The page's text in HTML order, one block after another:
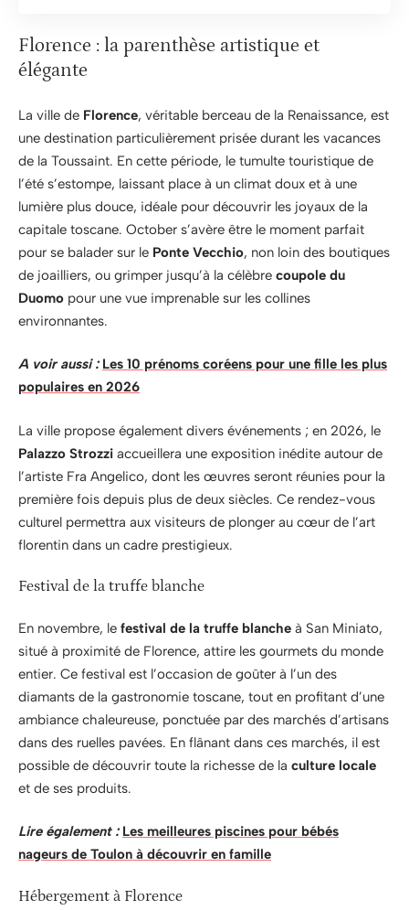
Florence : la parenthèse artistique et
élégante
La ville de Florence, véritable berceau de la Renaissance, est
une destination particulièrement prisée durant les vacances
de la Toussaint. En cette période, le tumulte touristique de
l’été s’estompe, laissant place à un climat doux et à une
lumière plus douce, idéale pour découvrir les joyaux de la
capitale toscane. October s’avère être le moment parfait
pour se balader sur le Ponte Vecchio, non loin des boutiques
de joailliers, ou grimper jusqu’à la célèbre coupole du
Duomo pour une vue imprenable sur les collines
environnantes.
A voir aussi : Les 10 prénoms coréens pour une fille les plus
populaires en 2026
La ville propose également divers événements ; en 2026, le
Palazzo Strozzi accueillera une exposition inédite autour de
l’artiste Fra Angelico, dont les œuvres seront réunies pour la
première fois depuis plus de deux siècles. Ce rendez-vous
culturel permettra aux visiteurs de plonger au cœur de l’art
florentin dans un cadre prestigieux.
Festival de la truffe blanche
En novembre, le festival de la truffe blanche à San Miniato,
situé à proximité de Florence, attire les gourmets du monde
entier. Ce festival est l’occasion de goûter à l’un des
diamants de la gastronomie toscane, tout en profitant d’une
ambiance chaleureuse, ponctuée par des marchés d’artisans
dans des ruelles pavées. En flânant dans ces marchés, il est
possible de découvrir toute la richesse de la culture locale
et de ses produits.
Lire également : Les meilleures piscines pour bébés
nageurs de Toulon à découvrir en famille
Hébergement à Florence